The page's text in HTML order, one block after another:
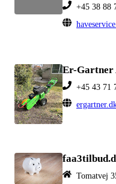
+45 38 88
Er-Gartner
+45 43 71
Tomatvej